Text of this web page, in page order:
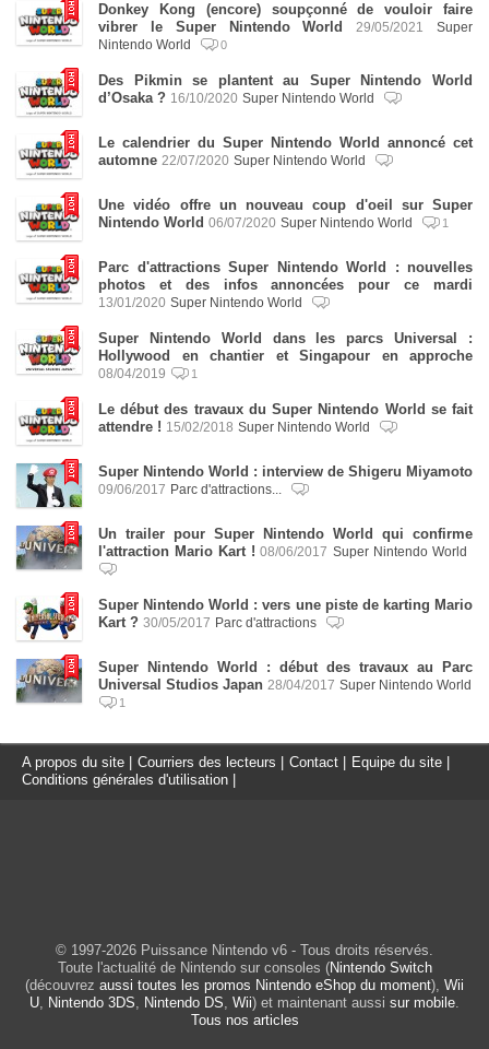
Donkey Kong (encore) soupçonné de vouloir faire
vibrer le Super Nintendo World
29/05/2021
Super
Nintendo World
0
Des Pikmin se plantent au Super Nintendo World
d’Osaka ? 16/10/2020 Super Nintendo World
Le calendrier du Super Nintendo World annoncé cet
automne 22/07/2020 Super Nintendo World
Une vidéo offre un nouveau coup d'oeil sur Super
Nintendo World 06/07/2020 Super Nintendo World 1
Parc d'attractions Super Nintendo World : nouvelles
photos et des infos annoncées pour ce mardi
13/01/2020 Super Nintendo World
Super Nintendo World dans les parcs Universal :
Hollywood en chantier et Singapour en approche
08/04/2019 1
Le début des travaux du Super Nintendo World se fait
attendre ! 15/02/2018 Super Nintendo World
Super Nintendo World : interview de Shigeru Miyamoto
09/06/2017 Parc d'attractions...
Un trailer pour Super Nintendo World qui confirme
l'attraction Mario Kart ! 08/06/2017 Super Nintendo World
Super Nintendo World : vers une piste de karting Mario
Kart ? 30/05/2017 Parc d'attractions
Super Nintendo World : début des travaux au Parc
Universal Studios Japan 28/04/2017 Super Nintendo World
1
A propos du site Courriers des lecteurs Contact Equipe du site
Conditions générales d'utilisation
© 1997-2026 Puissance Nintendo v6 - Tous droits réservés.
Toute l'actualité de Nintendo sur consoles (Nintendo Switch
(découvrez aussi toutes les promos Nintendo eShop du moment), Wii
U, Nintendo 3DS, Nintendo DS, Wii) et maintenant aussi sur mobile.
Tous nos articles